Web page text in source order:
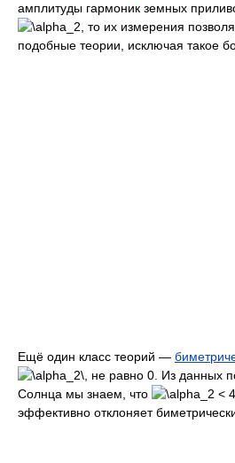
амплитуды гармоник земных
, то их измерения
подобные теории, исключая такое
Ещё один класс теорий —
не равно 0. Из данных
Солнца мы знаем, что
эффективно отклоняет